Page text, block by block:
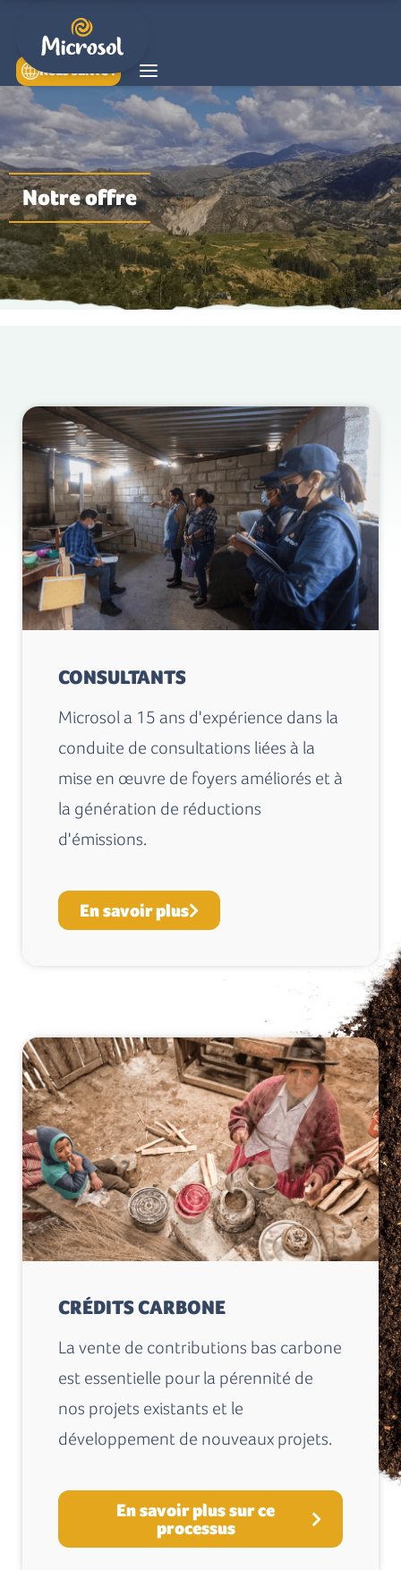
Nous suivre !
Notre offre
CONSULTANTS
Microsol a 15 ans d'expérience dans la
conduite de consultations liées à la
mise en œuvre de foyers améliorés et à
la génération de réductions
d'émissions.
En savoir plus
CRÉDITS CARBONE
La vente de contributions bas carbone
est essentielle pour la pérennité de
nos projets existants et le
développement de nouveaux projets.
En savoir plus sur ce
processus